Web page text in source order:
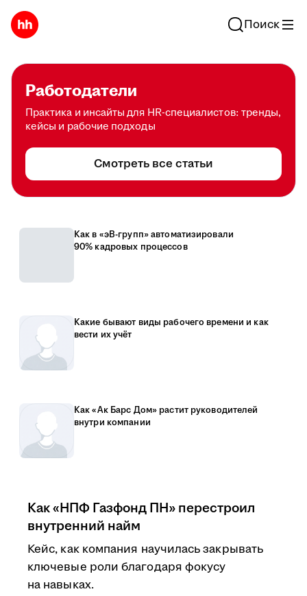
Поиск
Работодатели
Практика и инсайты для HR-специалистов: тренды,
кейсы и рабочие подходы
Смотреть все статьи
Как в «эВ-групп» автоматизировали
90% кадровых процессов
Какие бывают виды рабочего времени и как
вести их учёт
Как «Ак Барс Дом» растит руководителей
внутри компании
Как «НПФ Газфонд ПН» перестроил
внутренний найм
Кейс, как компания научилась закрывать
ключевые роли благодаря фокусу
на навыках.